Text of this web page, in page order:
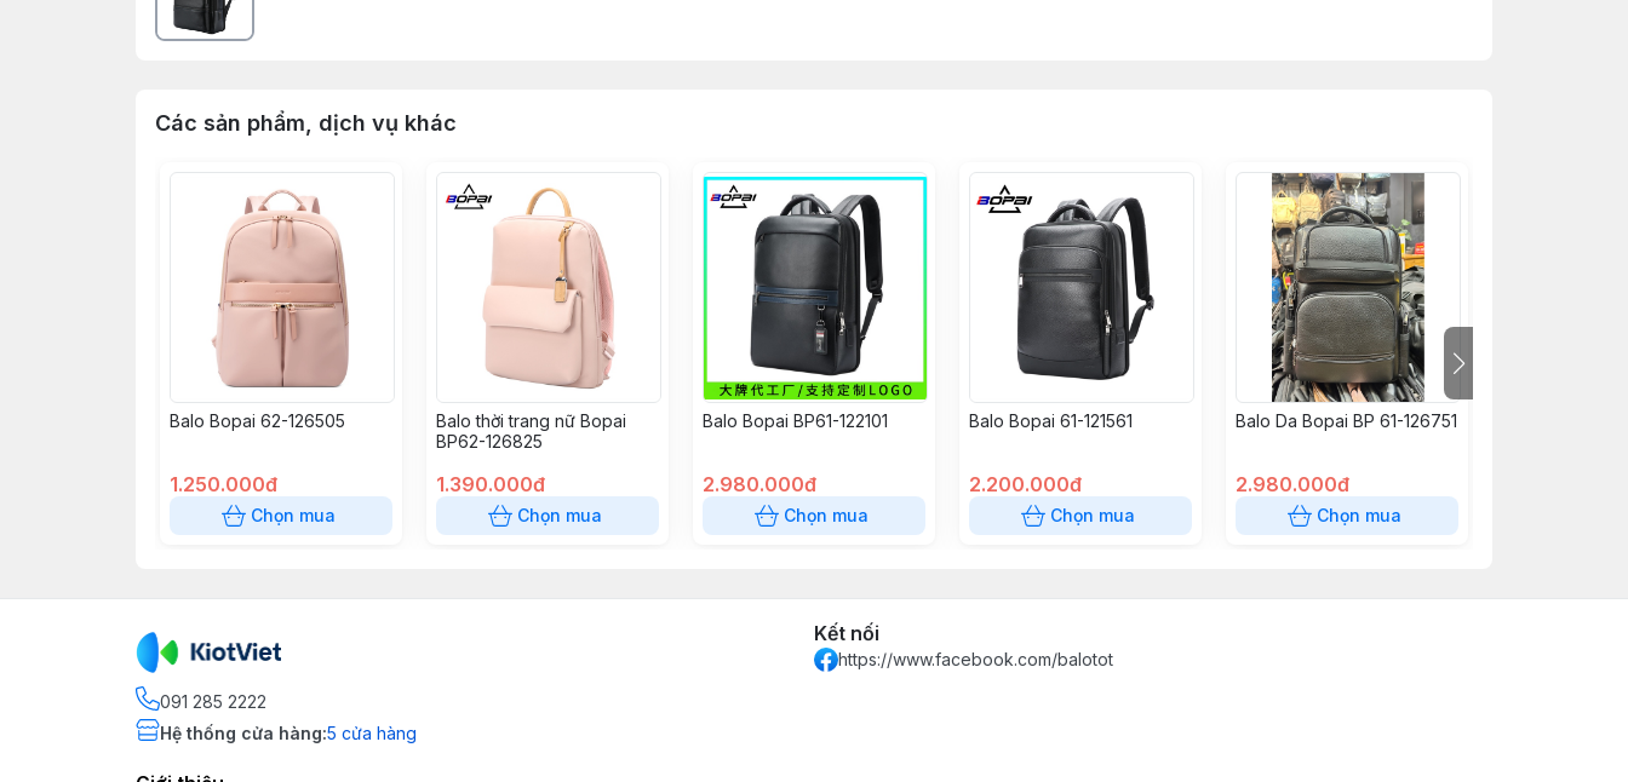
Các sản phẩm, dịch vụ khác
Balo Bopai 62-126505
1.250.000đ
Chọn mua
Balo thời trang nữ Bopai
BP62-126825
1.390.000đ
Chọn mua
Balo Bopai BP61-122101
2.980.000đ
Chọn mua
Balo Bopai 61-121561
2.200.000đ
Chọn mua
Balo Da Bopai BP 61-126751
2.980.000đ
Chọn mua
091 285 2222
Hệ thống cửa hàng:5 cửa hàng
Kết nối
https://www.facebook.com/balotot